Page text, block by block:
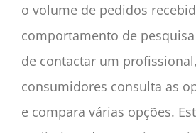
o volume de pedidos
comportamento de
de contactar um
consumidores consulta as
e compara várias opções.